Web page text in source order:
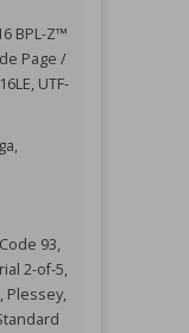
BPL-Z™
Page /
UTF-
93,
2-of-5,
Plessey,